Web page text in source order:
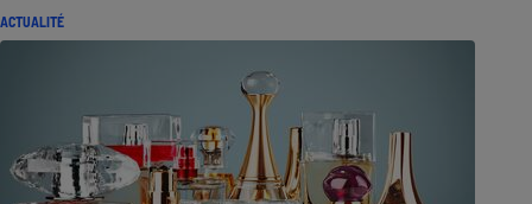
ACTUALITÉ